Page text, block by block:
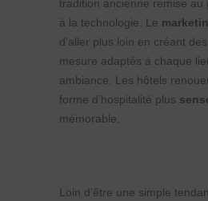
tradition ancienne remise au
à la technologie. Le
d’aller plus loin en créant
mesure adaptés à chaque
ambiance. Les hôtels
forme d’hospitalité plus
mémorable.
Loin d’être une simple